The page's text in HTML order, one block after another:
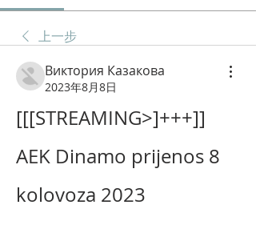
上一步
Виктория Казакова
2023年8月8日
[[[STREAMING>]+++]]
AEK Dinamo prijenos 8
kolovoza 2023